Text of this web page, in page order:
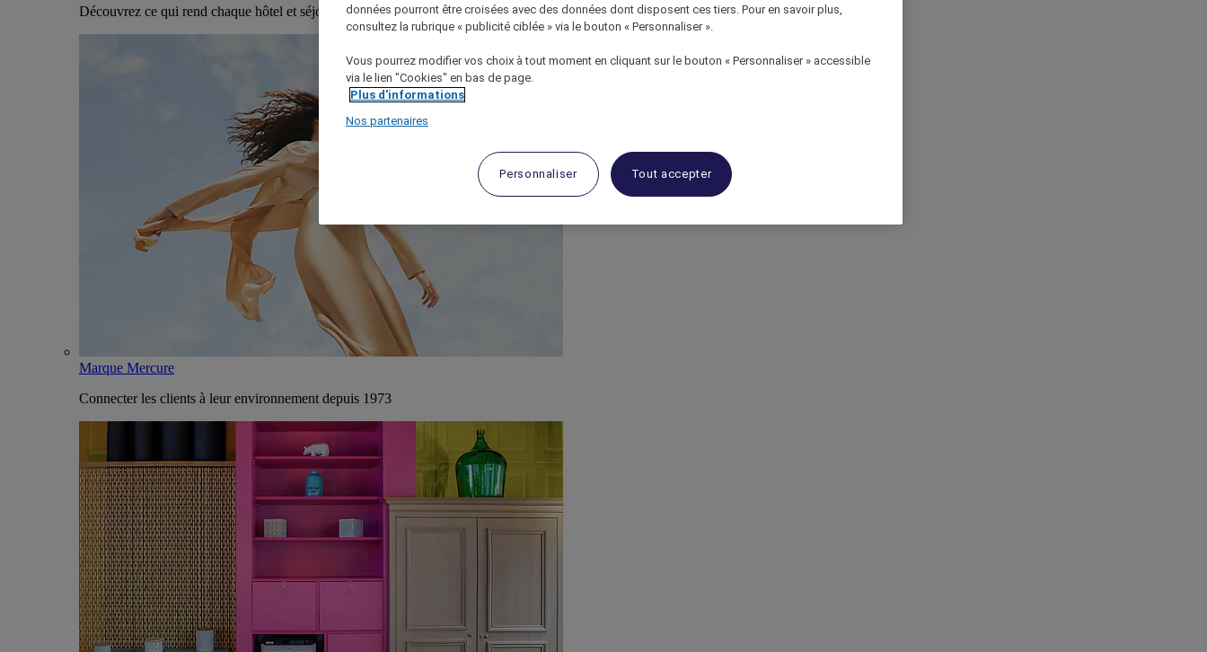
Découvrez ce qui rend chaque hôtel et séjour Mercure unique
Marque Mercure
Connecter les clients à leur environnement depuis 1973
données pourront être croisées avec des données dont disposent ces tiers. Pour en savoir plus,
consultez la rubrique « publicité ciblée » via le bouton « Personnaliser ».
Vous pourrez modifier vos choix à tout moment en cliquant sur le bouton « Personnaliser » accessible
via le lien "Cookies" en bas de page.
Plus d'informations
Nos partenaires
Personnaliser Tout accepter